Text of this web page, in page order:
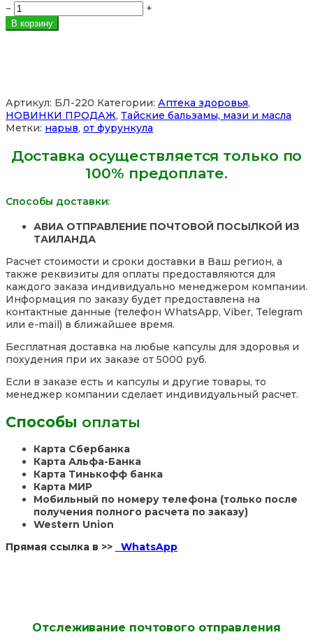
− Количество
товара
и
воспалений
на
Bird
мл.
Таиланд
+
В корзину
Артикул: БЛ-220 Категории: Аптека здоровья,
НОВИНКИ ПРОДАЖ, Тайские бальзамы, мази и масла
Метки: нарыв, от фурункула
Доставка осуществляется только по
100% предоплате.
Способы доставки:
АВИА ОТПРАВЛЕНИЕ ПОЧТОВОЙ ПОСЫЛКОЙ ИЗ
ТАИЛАНДА
Расчет стоимости и сроки доставки в Ваш регион, а
также реквизиты для оплаты предоставляются для
каждого заказа индивидуально менеджером компании.
Информация по заказу будет предоставлена на
контактные данные (телефон WhatsApp, Viber, Telegram
или e-mail) в ближайшее время.
Бесплатная доставка на любые капсулы для здоровья и
похудения при их заказе от 5000 руб.
Если в заказе есть и капсулы и другие товары, то
менеджер компании сделает индивидуальный расчет.
Способы оплаты
Карта Сбербанка
Карта Альфа-Банка
Карта Тинькофф банка
Карта МИР
Мобильный по номеру телефона (только после
получения полного расчета по заказу)
Western Union
Прямая ссылка в >>
WhatsApp
Отслеживание почтового отправления